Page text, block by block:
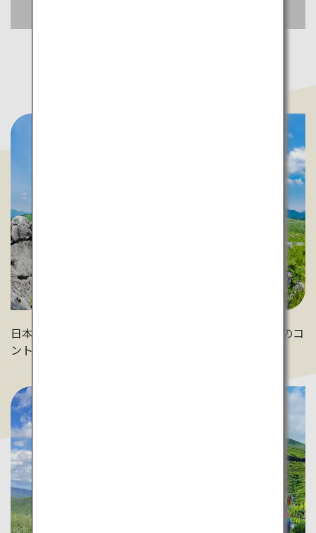
日本三大カルストの一つである
。青空と石灰岩のコ
ントラストによる美しい景観は初夏ならでは！